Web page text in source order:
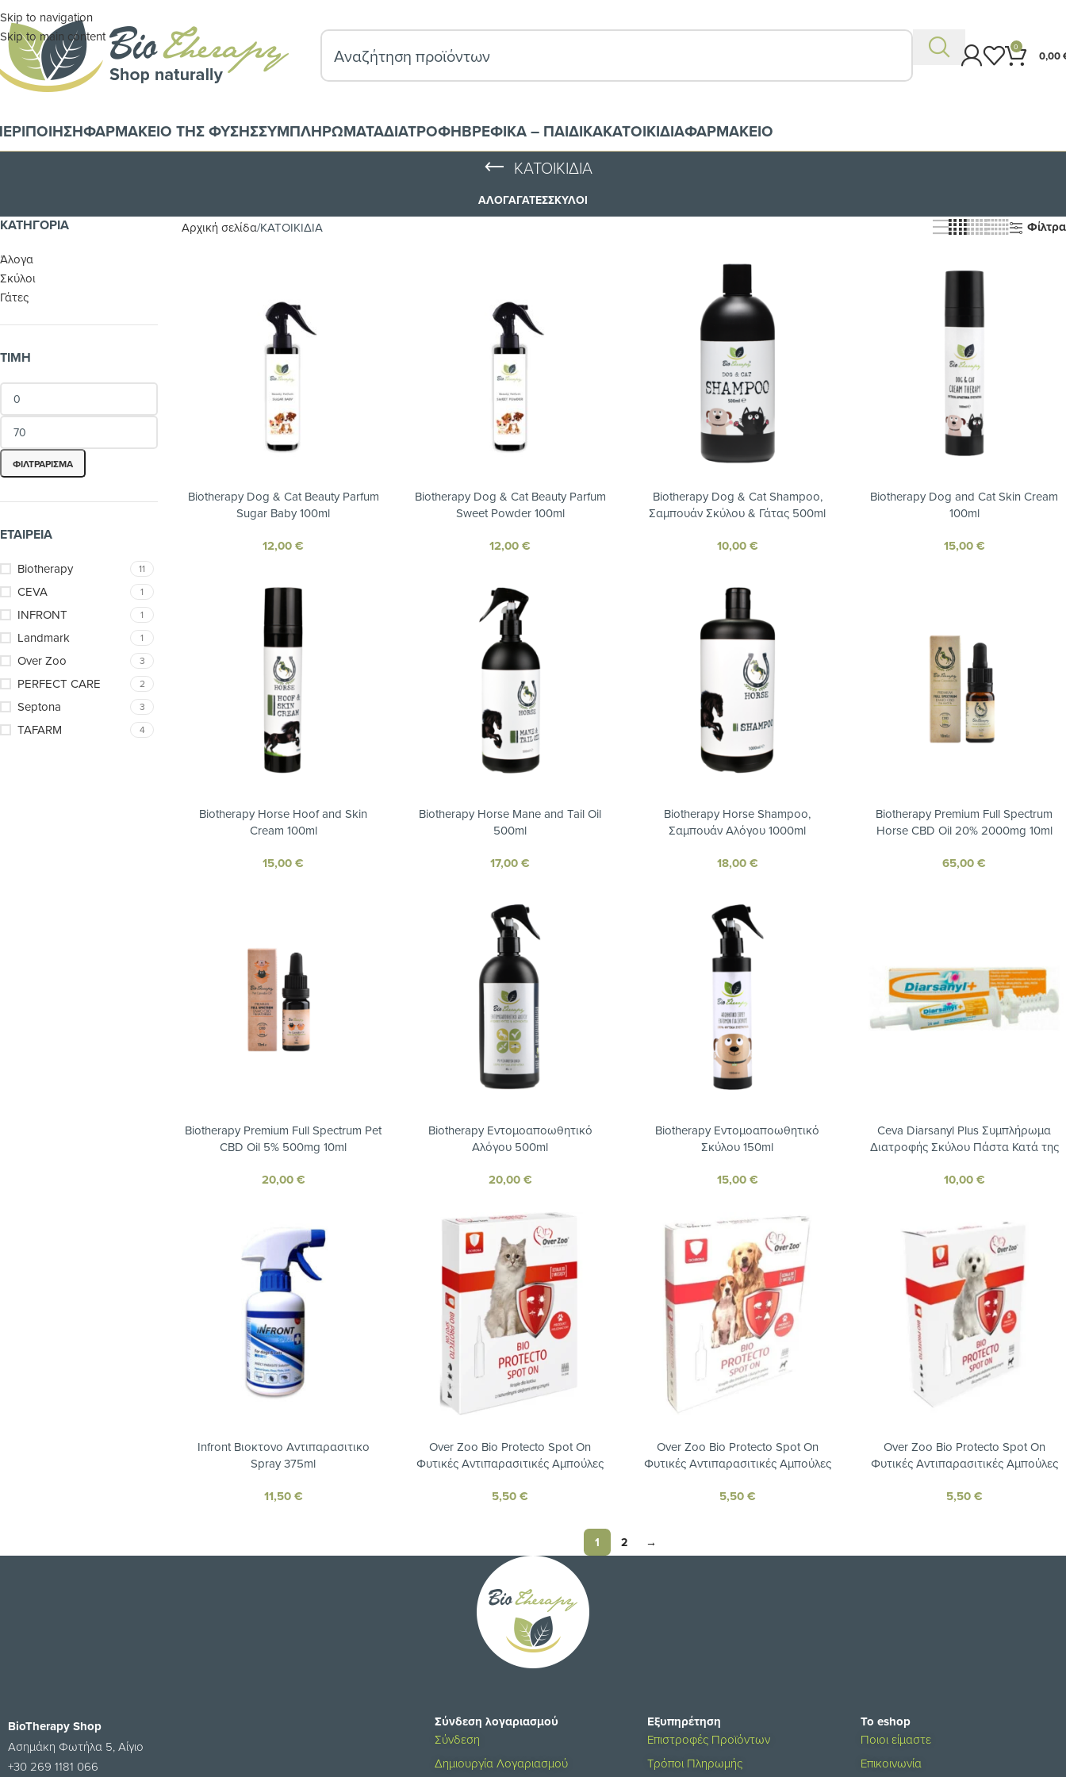
Skip to navigation
Skip to main content
0
0,00
ΦΑΡΜΑΚΕΙΟ ΤΗΣ ΦΥΣΗΣΣΥΜΠΛΗΡΩΜΑΤΑΔΙΑΤΡΟΦΗΒΡΕΦΙΚΑ – ΠΑΙΔΙΚΑΚΑΤΟΙΚΙΔΙΑΦΑΡΜΑΚΕΙΟ
ΚΑΤΟΙΚΙΔΙΑ
ΆΛΟΓΑΓΆΤΕΣΣΚΎΛΟΙ
ΚΑΤΗΓΟΡΊΑ
Άλογα
Σκύλοι
Γάτες
ΤΙΜΉ
ΦΙΛΤΡΆΡΙΣΜΑ
ΕΤΑΙΡΕΊΑ
Biotherapy 11
CEVA 1
INFRONT 1
Landmark 1
Over Zoo 3
PERFECT CARE 2
Septona 3
TAFARM 4
Αρχική σελίδαΚΑΤΟΙΚΙΔΙΑ Φίλτρα
Biotherapy Dog & Cat Beauty Parfum
Sugar Baby 100ml
12,00€
Biotherapy Dog & Cat Beauty Parfum
Sweet Powder 100ml
12,00€
Biotherapy Dog & Cat Shampoo,
Σαμπουάν Σκύλου & Γάτας 500ml
10,00€
Biotherapy Dog and Cat Skin Cream
100ml
15,00€
Biotherapy Horse Hoof and Skin
Cream 100ml
15,00€
Biotherapy Horse Mane and Tail Oil
500ml
17,00€
Biotherapy Horse Shampoo,
Σαμπουάν Αλόγου 1000ml
18,00€
Biotherapy Premium Full Spectrum
Horse CBD Oil 20% 2000mg 10ml
65,00€
Biotherapy Premium Full Spectrum Pet
CBD Oil 5% 500mg 10ml
20,00€
Biotherapy Εντομοαποωθητικό
Αλόγου 500ml
20,00€
Biotherapy Εντομοαποωθητικό
Σκύλου 150ml
15,00€
Ceva Diarsanyl Plus Συμπλήρωμα
Διατροφής Σκύλου Πάστα Κατά της
10,00€
Infront Βιοκτονο Αντιπαρασιτικο
Spray 375ml
11,50€
Over Zoo Bio Protecto Spot On
Φυτικές Αντιπαρασιτικές Αμπούλες
5,50€
Over Zoo Bio Protecto Spot On
Φυτικές Αντιπαρασιτικές Αμπούλες
Σκύλους 4x1ml
5,50€
Over Zoo Bio Protecto Spot On
Φυτικές Αντιπαρασιτικές Αμπούλες
5,50€
1 2 →
BioTherapy Shop
Ασημάκη Φωτήλα 5, Αίγιο
+30 269 1181 066
Σύνδεση λογαριασμού
Σύνδεση
Δημιουργία Λογαριασμού
Εξυπηρέτηση
Επιστροφές Προϊόντων
Τρόποι Πληρωμής
Το eshop
Ποιοι είμαστε
Επικοινωνία